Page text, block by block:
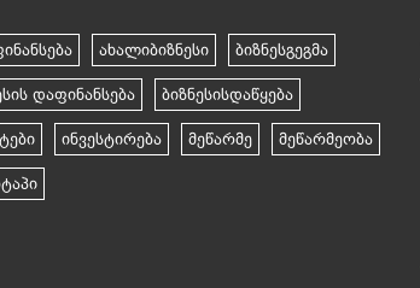
ახალიბიზნესი ბიზნესგეგმა
დაფინანსება ბიზნესისდაწყება
ინვესტირება მეწარმე მეწარმეობა